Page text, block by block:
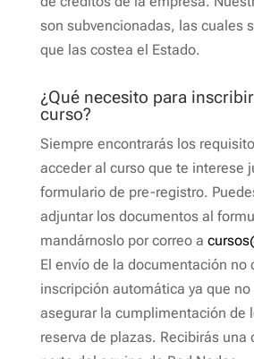
son subvencionadas, las cuales
que las costea el Estado.
¿Qué necesito para
curso?
Siempre encontrarás los
acceder al curso que te interese
formulario de pre-registro.
adjuntar los documentos al
mandárnoslo por correo a
El envío de la documentación no
inscripción automática ya que
asegurar la cumplimentación de
reserva de plazas. Recibirás una